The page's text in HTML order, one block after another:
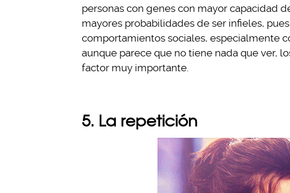
personas con genes con mayor capacidad
mayores probabilidades de ser infieles,
comportamientos sociales, especialmente
aunque parece que no tiene nada que ver,
factor muy importante.
5. La repetición